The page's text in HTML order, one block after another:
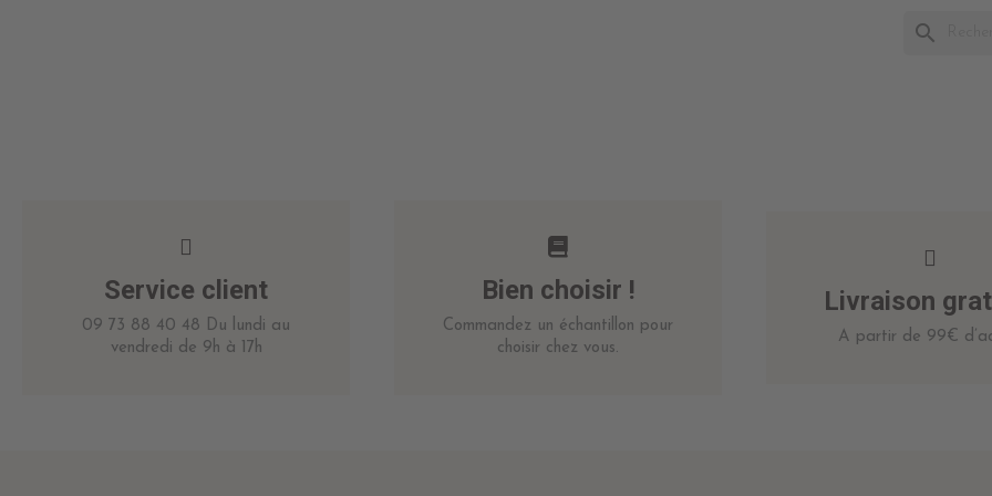
search
Service client
09 73 88 40 48 Du lundi au
vendredi de 9h à 17h
Bien choisir !
Commandez un échantillon pour
choisir chez vous.
Livraison
A partir de 99€